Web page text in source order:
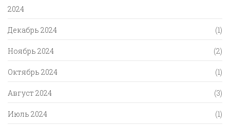
2024
Декабрь 2024 (1)
Ноябрь 2024 (2)
Октябрь 2024 (1)
Август 2024 (3)
Июль 2024 (1)